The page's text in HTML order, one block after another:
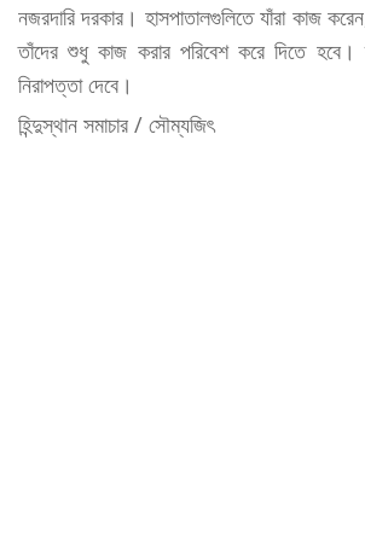
নজরদারি দরকার। হাসপাতালগুলিতে যাঁরা কাজ
তাঁদের শুধু কাজ করার পরিবেশ করে দিতে হবে।
নিরাপত্তা দেবে।
হিন্দুস্থান সমাচার / সৌম্যজিৎ